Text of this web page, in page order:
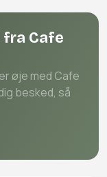
fra Cafe
øje med Cafe
besked, så